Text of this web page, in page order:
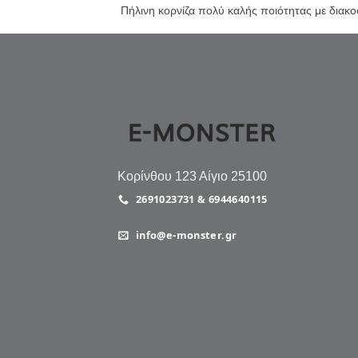
Πήλινη κορνίζα πολύ καλής ποιότητας με
Κορίνθου 123 Αίγιο 25100
2691023731 & 6944640115
info@e-monster.gr